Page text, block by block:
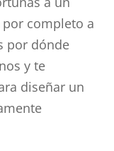
completo a
por dónde
y te
diseñar un